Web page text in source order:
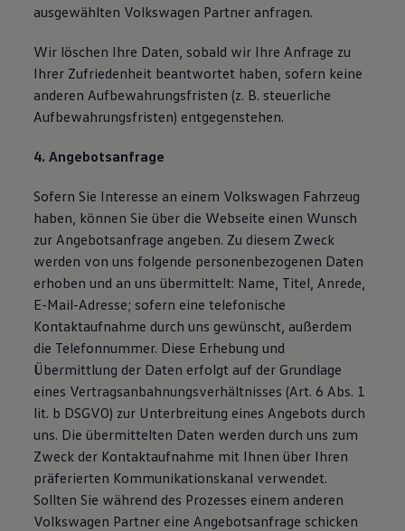
ausgewählten Volkswagen Partner anfragen.
Wir löschen Ihre Daten, sobald wir Ihre Anfrage zu
Ihrer Zufriedenheit beantwortet haben, sofern keine
anderen Aufbewahrungsfristen (z. B. steuerliche
Aufbewahrungsfristen) entgegenstehen.
4. Angebotsanfrage
Sofern Sie Interesse an einem Volkswagen Fahrzeug
haben, können Sie über die Webseite einen Wunsch
zur Angebotsanfrage angeben. Zu diesem Zweck
werden von uns folgende personenbezogenen Daten
erhoben und an uns übermittelt: Name, Titel, Anrede,
E-Mail-Adresse; sofern eine telefonische
Kontaktaufnahme durch uns gewünscht, außerdem
die Telefonnummer. Diese Erhebung und
Übermittlung der Daten erfolgt auf der Grundlage
eines Vertragsanbahnungsverhältnisses (Art. 6 Abs. 1
lit. b DSGVO) zur Unterbreitung eines Angebots durch
uns. Die übermittelten Daten werden durch uns zum
Zweck der Kontaktaufnahme mit Ihnen über Ihren
präferierten Kommunikationskanal verwendet.
Sollten Sie während des Prozesses einem anderen
Volkswagen Partner eine Angebotsanfrage schicken